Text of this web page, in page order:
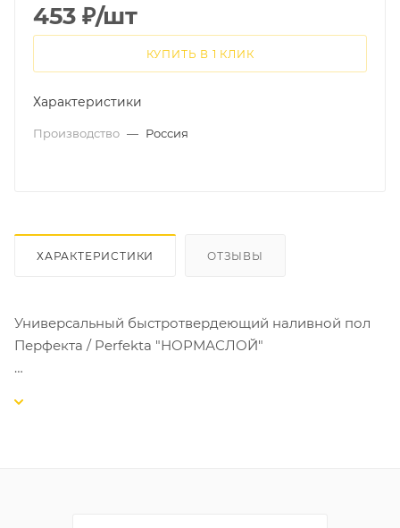
453 ₽/шт
КУПИТЬ В 1 КЛИК
Характеристики
Производство — Россия
ХАРАКТЕРИСТИКИ ОТЗЫВЫ
Универсальный быстротвердеющий наливной пол
Перфекта / Perfekta "НОРМАСЛОЙ"